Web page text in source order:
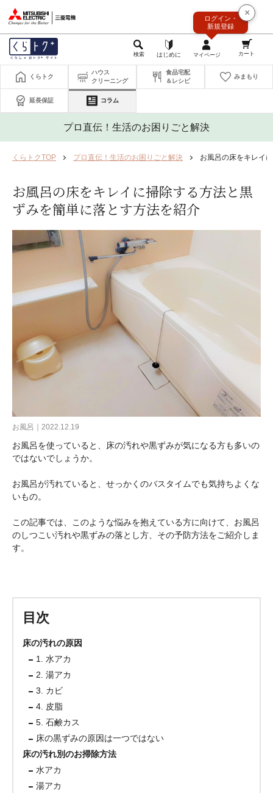
×
ログイン・
新規登録
くらトク
ハウス
クリーニング
食品宅配
＆レシピ
みまもり
延長保証 コラム
プロ直伝！生活のお困りごと解決
くらトクTOP プロ直伝！生活のお困りごと解決 お風呂の床をキレイ
お風呂の床をキレイに掃除する方法と黒
ずみを簡単に落とす方法を紹介
お風呂｜2022.12.19
お風呂を使っていると、床の汚れや黒ずみが気になる方も多いの
ではないでしょうか。
お風呂が汚れていると、せっかくのバスタイムでも気持ちよくな
いもの。
この記事では、このような悩みを抱えている方に向けて、お風呂
のしつこい汚れや黒ずみの落とし方、その予防方法をご紹介しま
す。
目次
床の汚れの原因
1. 水アカ
2. 湯アカ
3. カビ
4. 皮脂
5. 石鹸カス
床の黒ずみの原因は一つではない
床の汚れ別のお掃除方法
水アカ
湯アカ